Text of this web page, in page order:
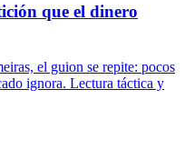
que el dinero
el guion se repite: pocos
ignora. Lectura táctica y